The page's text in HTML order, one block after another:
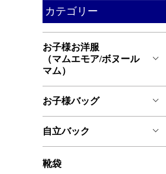
カテゴリー
お子様お洋服
（マムエモア/ボヌール
マム）
お子様バッグ
自立バック
靴袋